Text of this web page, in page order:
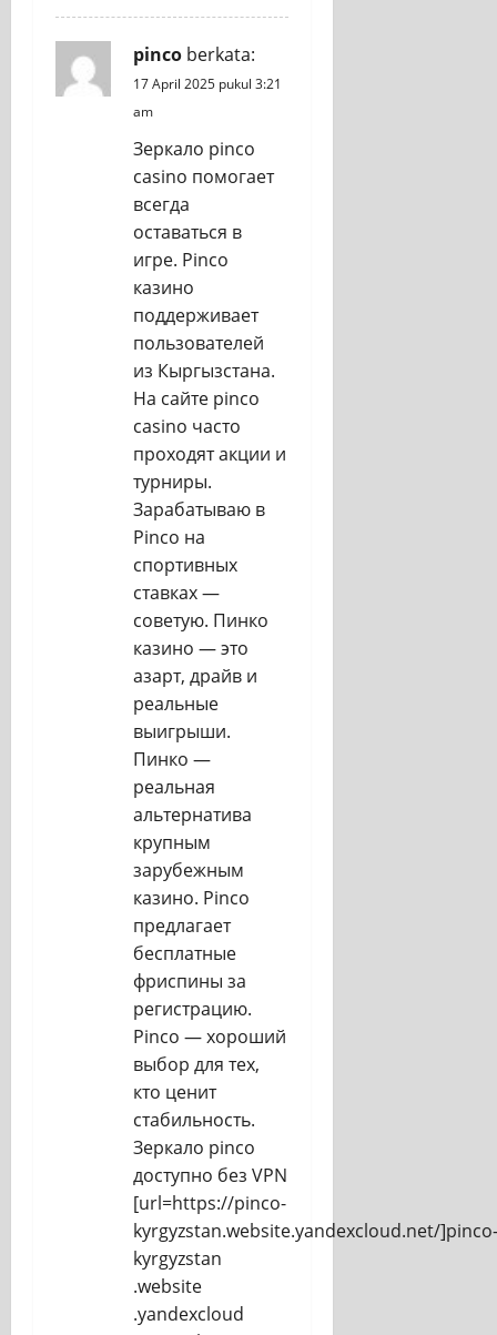
pinco berkata:
17 April 2025 pukul 3:21
am
Зеркало pinco
casino помогает
всегда
оставаться в
игре. Pinco
казино
поддерживает
пользователей
из Кыргызстана.
На сайте pinco
casino часто
проходят акции и
турниры.
Зарабатываю в
Pinco на
спортивных
ставках —
советую. Пинко
казино — это
азарт, драйв и
реальные
выигрыши.
Пинко —
реальная
альтернатива
крупным
зарубежным
казино. Pinco
предлагает
бесплатные
фриспины за
регистрацию.
Pinco — хороший
выбор для тех,
кто ценит
стабильность.
Зеркало pinco
доступно без VPN
[url=https://pinco-
kyrgyzstan.website.yandexcloud.net/]pinco-
kyrgyzstan
.website
.yandexcloud